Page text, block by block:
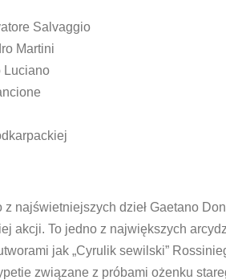
Salvaggio
Martini
Luciano
z najświetniejszych dzieł Gaetano
akcji. To jedno z największych
jak „Cyrulik sewilski”
związane z próbami ożenku